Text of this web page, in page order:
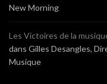
New Morning
Les Victoires de la
dans Gilles Desangles,
Musique